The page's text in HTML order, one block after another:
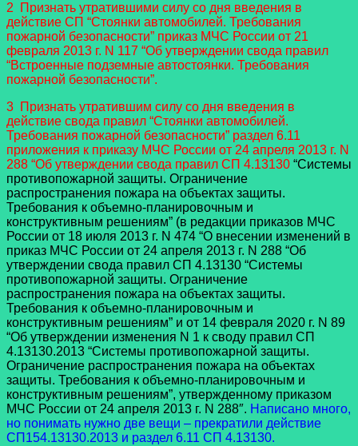
2 Признать утратившими силу со дня введения в
действие СП “Стоянки автомобилей. Требования
пожарной безопасности” приказ МЧС России от 21
февраля 2013 г. N 117 “Об утверждении свода правил
“Встроенные подземные автостоянки. Требования
пожарной безопасности”.
3 Признать утратившим силу со дня введения в
действие свода правил “Стоянки автомобилей.
Требования пожарной безопасности” раздел 6.11
приложения к приказу МЧС России от 24 апреля 2013 г. N
288 “Об утверждении свода правил СП 4.13130 “Системы
противопожарной защиты. Ограничение
распространения пожара на объектах защиты.
Требования к объемно-планировочным и
конструктивным решениям” (в редакции приказов МЧС
России от 18 июля 2013 г. N 474 “О внесении изменений в
приказ МЧС России от 24 апреля 2013 г. N 288 “Об
утверждении свода правил СП 4.13130 “Системы
противопожарной защиты. Ограничение
распространения пожара на объектах защиты.
Требования к объемно-планировочным и
конструктивным решениям” и от 14 февраля 2020 г. N 89
“Об утверждении изменения N 1 к своду правил СП
4.13130.2013 “Системы противопожарной защиты.
Ограничение распространения пожара на объектах
защиты. Требования к объемно-планировочным и
конструктивным решениям”, утвержденному приказом
МЧС России от 24 апреля 2013 г. N 288″. Написано много,
но понимать нужно две вещи – прекратили действие
СП154.13130.2013 и раздел 6.11 СП 4.13130.